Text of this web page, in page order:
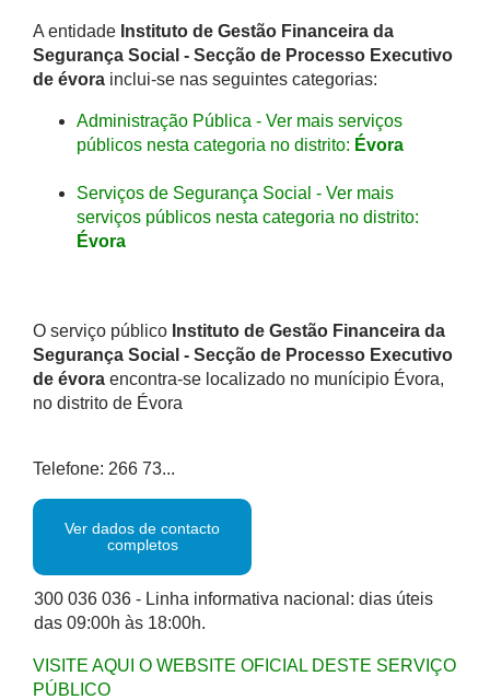
A entidade Instituto de Gestão Financeira da
Segurança Social - Secção de Processo Executivo
de évora inclui-se nas seguintes categorias:
Administração Pública - Ver mais serviços
públicos nesta categoria no distrito: Évora
Serviços de Segurança Social - Ver mais
serviços públicos nesta categoria no distrito:
Évora
O serviço público Instituto de Gestão Financeira da
Segurança Social - Secção de Processo Executivo
de évora encontra-se localizado no munícipio Évora,
no distrito de Évora
Telefone: 266 73...
Ver dados de contacto
completos
300 036 036 - Linha informativa nacional: dias úteis
das 09:00h às 18:00h.
VISITE AQUI O WEBSITE OFICIAL DESTE SERVIÇO
PÚBLICO